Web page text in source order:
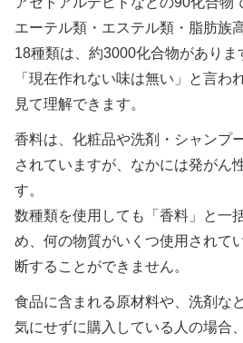
エーテル類・エステル類・脂肪族
18種類は、約3000化合物がありま
「現在作れない味は無い」と言わ
見て理解できます。
香料は、化粧品や洗剤・シャンプ
されていますが、なかには発がん
す。
数種類を使用しても「香料」と一
め、何の物質がいくつ使用されて
断することができません。
食品に含まれる原材料や、洗剤な
気にせずに購入している人の場合、